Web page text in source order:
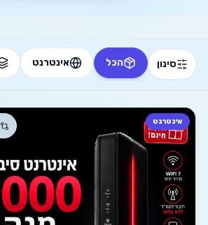
סינון הכל אינטרנט
מיון חבילות
אינטרנט